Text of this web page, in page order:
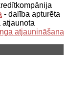
- dalība apturēta
atjaunota
atjaunināšana